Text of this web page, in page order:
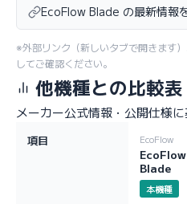
EcoFlow Blade の最新情報
※外部リンク（新しいタブで開きます
してご確認ください。
他機種との比較表
メーカー公式情報・公開仕様
項目 EcoFlow
EcoFlow
Blade
本機種